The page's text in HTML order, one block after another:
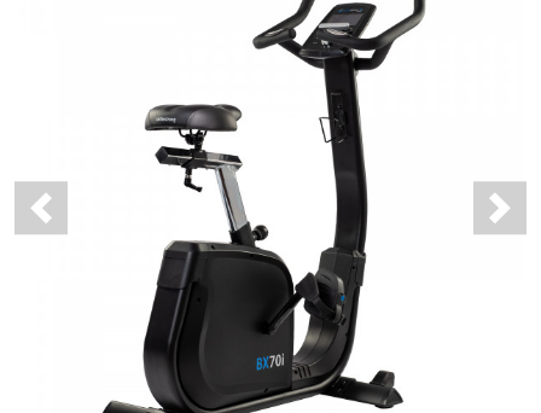
Previous Next